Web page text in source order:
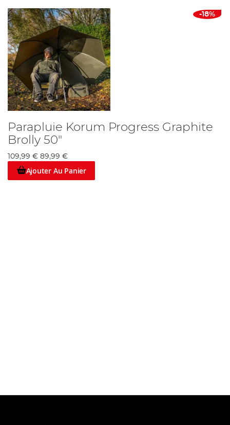
-18%
Parapluie Korum Progress Graphite
Brolly 50"
109,99 € 89,99 €
Ajouter Au Panier